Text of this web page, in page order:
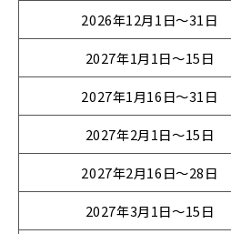
2026年12月1日～31日
2027年1月1日～15日
2027年1月16日～31日
2027年2月1日～15日
2027年2月16日～28日
2027年3月1日～15日